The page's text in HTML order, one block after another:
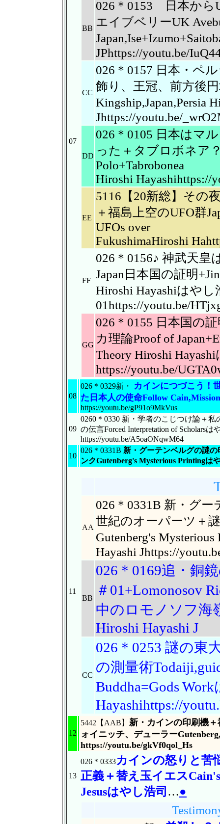
07
BB
026＊0153 日本から
エイブベリーUK
JPhttps://youtu.be/
CC
026＊0157 日本・ペ
飾り、王冠、前方後
Kingship,Japan,Persia
Jhttps://youtu.be/
DD
026＊0105 日本はマ
った＋タブロボネア？
Polo+Tabrobonea
Hiroshi Hayashihttps://
EE
5116【20新総】その
＋福島上空のUFO群
UFOs over
FukushimaHiroshi
FF
026＊0156♪ 神武天皇
Japan日本国の証明
Hiroshi Hayashiはやし
01https://youtu.be/
GG
026＊0155 日本国の
カ理論Proof of
Theory Hiroshi
https://youtu.be/
08
026＊0329新・ カインにつづこう！
た日本人の使命Follow
https://youtu.be/gP91o9MkVus
09
0260＊0330 新・学者のこじつけ論＋
の伝言Forced Interpretation of Scholarsは
https://youtu.be/A5oaONqwM64
10
026＊0331B 新・グーテンベルグの謎
ンクGutenberg's Mysterious Printingは
11
AA
026＊0331B 新・グ
世紀のオーパーツ＋
Gutenberg's
Hayashi Jhttps://
BB
026＊0169追・銅
＃01+Lomonosov
中のロモノソフ海
Hiroshi Hayashi J
CC
026＊0253 謎の東
の測量術
Buddha=Gods
Hayashihttps://
12
5442【AAB】 新・カインの印刷機
ォイニッチ、デューラー
https://youtu.be/gkVf0qol_Hs
13
026＊0333カインの怒りと苦
正義＋替え玉イエス
Jesusはやし浩司 …●